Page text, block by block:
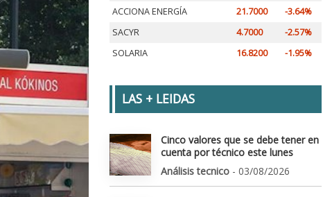
ACCIONA ENERGÍA
21.7000
-3.64%
SACYR
4.7000
-2.57%
SOLARIA
16.8200 -1.95%
LAS + LEIDAS
Cinco valores que se debe tener en
cuenta por técnico este lunes
Análisis tecnico - 03/08/2026